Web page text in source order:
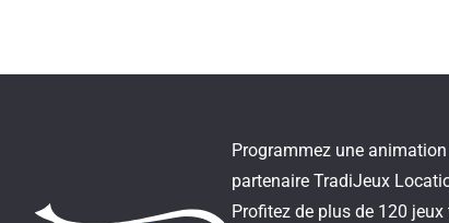
Programmez une
partenaire TradiJeux
Profitez de plus de 120